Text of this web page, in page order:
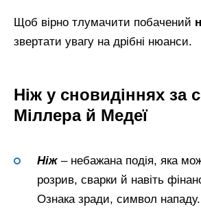
Щоб вірно тлумачити побачений
звертати увагу на дрібні нюанси.
Ніж у сновидіннях за
Міллера й Медеї
Ніж – небажана подія, яка
розрив, сварки й навіть
Ознака зради, символ нападу.